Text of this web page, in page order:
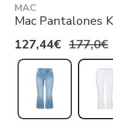
MAC
Mac Pantalones
127,44€ 177,0€